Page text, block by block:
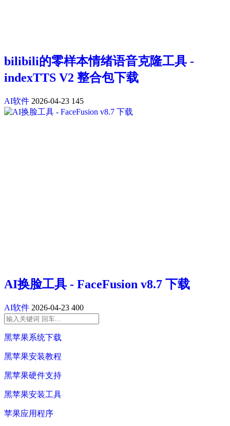
bilibili的零样本情绪语音克隆工具 -
indexTTS V2 整合包下载
AI软件 2026-04-23 145
AI换脸工具 - FaceFusion v8.7 下载
AI软件 2026-04-23 400
黑苹果系统下载
黑苹果安装教程
黑苹果硬件支持
黑苹果安装工具
苹果应用程序